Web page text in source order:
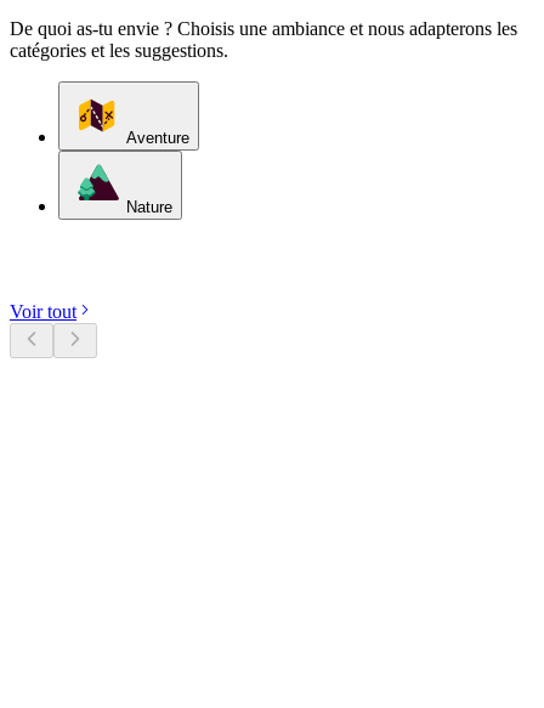
De quoi as-tu envie ? Choisis une ambiance et nous adapterons les
catégories et les suggestions.
Aventure
Nature
Voir tout